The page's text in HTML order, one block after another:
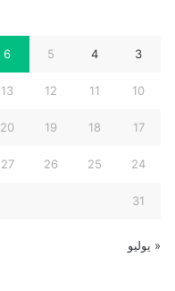
3
4
5
6
10
11
12
13
17
18
19
20
24
25
26
27
31
« يوليو